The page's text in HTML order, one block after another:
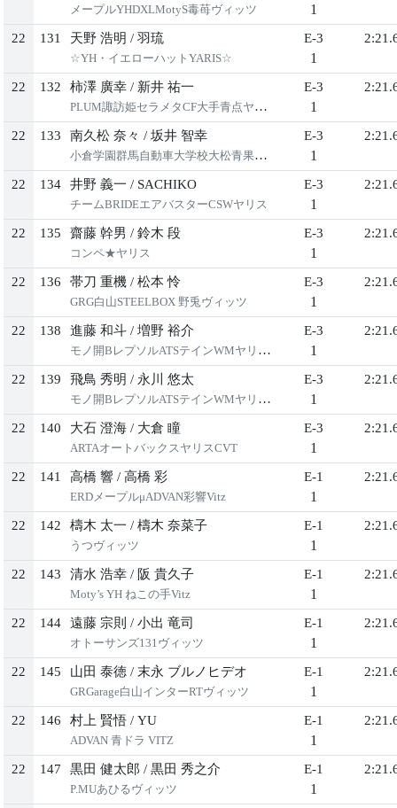
メープルYHDXLMotyS毒苺ヴィッツ 1
22 131 天野 浩明 / 羽琉
☆YH・イエローハットYARIS☆
E-3
1
22 132 柿澤 廣幸 / 新井 祐一
PLUM諏訪姫セラメタCF大手青点ヤリス
E-3
1
22 133 南久松 奈々 / 坂井 智幸
小倉学園群馬自動車大学校大松青果ヤリス
E-3
1
22 134 井野 義一 / SACHIKO
チームBRIDEエアバスターCSWヤリス
E-3
1
22 135 齋藤 幹男 / 鈴木 段
コンペ★ヤリス
E-3
1
22 136 帯刀 重機 / 松本 怜
GRG白山STEELBOX 野兎ヴィッツ
E-3
1
22 138 進藤 和斗 / 増野 裕介
モノ開BレプソルATSテインWMヤリス2
E-3
1
22 139 飛鳥 秀明 / 永川 悠太
モノ開BレプソルATSテインWMヤリス1
E-3
1
22 140 大石 澄海 / 大倉 瞳
ARTAオートバックスヤリスCVT
E-3
1
22 141 高橋 響 / 高橋 彩
ERDメープルμADVAN彩響Vitz
E-1
1
22 142 檮木 太一 / 檮木 奈菜子
うつヴィッツ
E-1
1
22 143 清水 浩幸 / 阪 貴久子
Moty’s YH ねこの手Vitz
E-1
1
22 144 遠藤 宗則 / 小出 竜司
オトーサンズ131ヴィッツ
E-1
1
22 145 山田 泰徳 / 末永 ブルノヒデオ
GRGarage白山インターRTヴィッツ
E-1
1
22 146 村上 賢悟 / YU
ADVAN 青ドラ VITZ
E-1
1
22 147 黒田 健太郎 / 黒田 秀之介
P.MUあひるヴィッツ
E-1
1